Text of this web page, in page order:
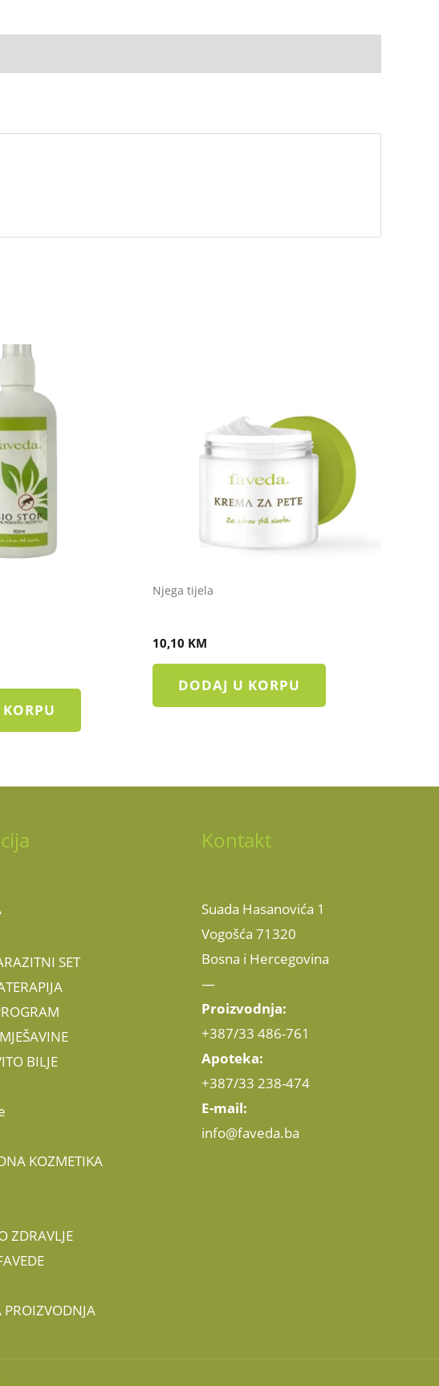
Njega tijela
10,10 KM
DODAJ U KORPU
SET
BILJE
KOZMETIKA
ZDRAVLJE
Kontakt
Suada Hasanovića 1
Vogošća 71320
Bosna i Hercegovina
—
Proizvodnja:
+387/33 486-761
Apoteka:
+387/33 238-474
E-mail:
info@faveda.ba